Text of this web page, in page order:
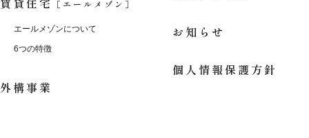
［エールメゾン］
エールメゾンについて
6つの特徴
外構事業
お知らせ
個人情報保護方針